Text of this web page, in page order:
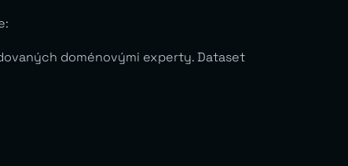
doménovými experty. Dataset